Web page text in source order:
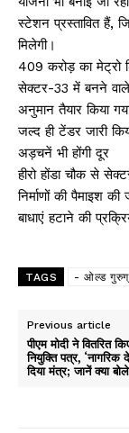
स्टेशन प्रस्तावित हैं,
मिलेगी।
409 करोड़ का मेट्रो
सेक्टर-33 में बनने
अनुमान तैयार किया
जल्द ही टेंडर जारी
अड़चनें भी होंगी दूर
हीरो होंडा चौक से
निर्माणों की पैमाइश
बाधाएं हटाने की
TAGS - ओल्ड
Previous article
पीएम मोदी ने वितरित
नियुक्ति पत्र, ‘नागरिक
दिया मंत्र; जानें क्या बोले